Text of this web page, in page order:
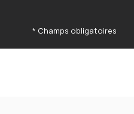
* Champs obligatoires